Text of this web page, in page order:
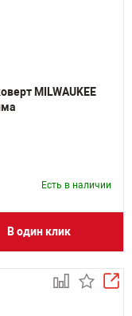
MILWAUKEE
Есть в наличии
В один клик